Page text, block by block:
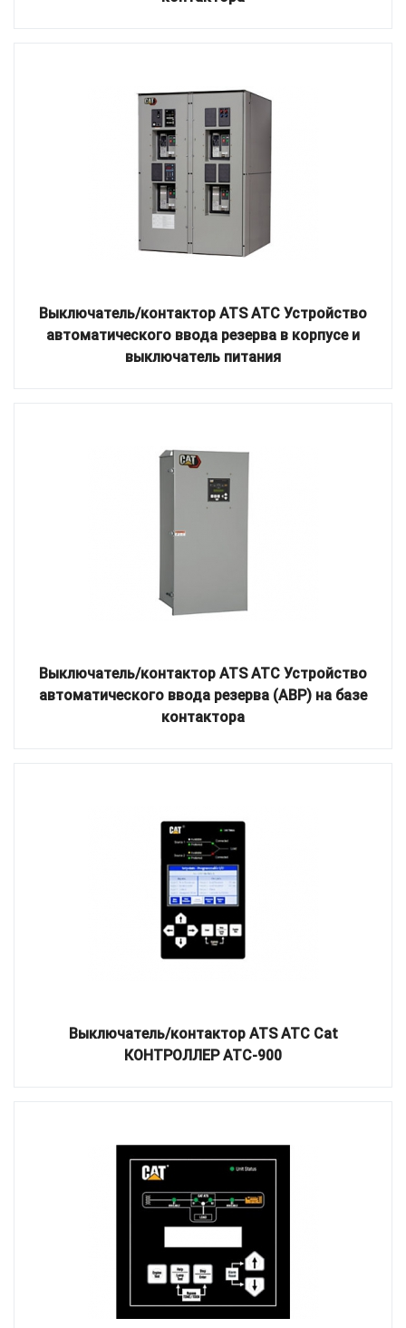
Выключатель/контактор ATS ATC Устройство
автоматического ввода резерва в корпусе и
выключатель питания
Выключатель/контактор ATS ATC Устройство
автоматического ввода резерва (АВР) на базе
контактора
Выключатель/контактор ATS ATC Cat
КОНТРОЛЛЕР ATC-900